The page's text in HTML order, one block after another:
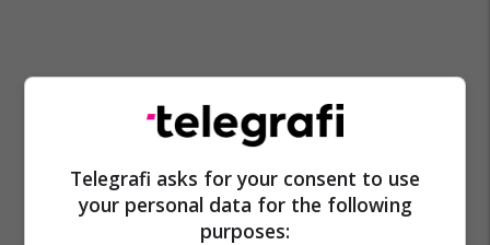
Telegrafi asks for your consent to use
your personal data for the following
purposes: